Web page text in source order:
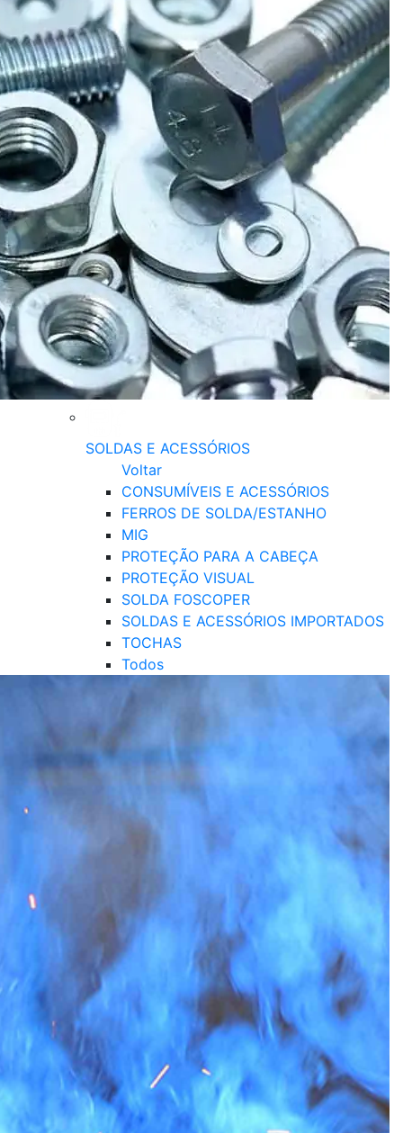
SOLDAS E ACESSÓRIOS
Voltar
CONSUMÍVEIS E ACESSÓRIOS
FERROS DE SOLDA/ESTANHO
MIG
PROTEÇÃO PARA A CABEÇA
PROTEÇÃO VISUAL
SOLDA FOSCOPER
SOLDAS E ACESSÓRIOS IMPORTADOS
TOCHAS
Todos